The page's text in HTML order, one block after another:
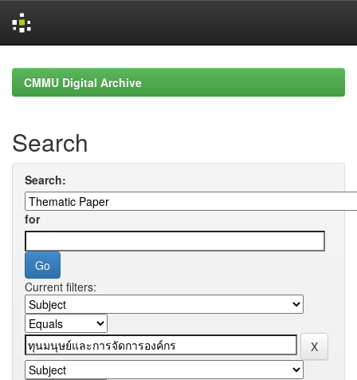
navigationCMMU Digital Archive
Search
Search:
for
Current filters: